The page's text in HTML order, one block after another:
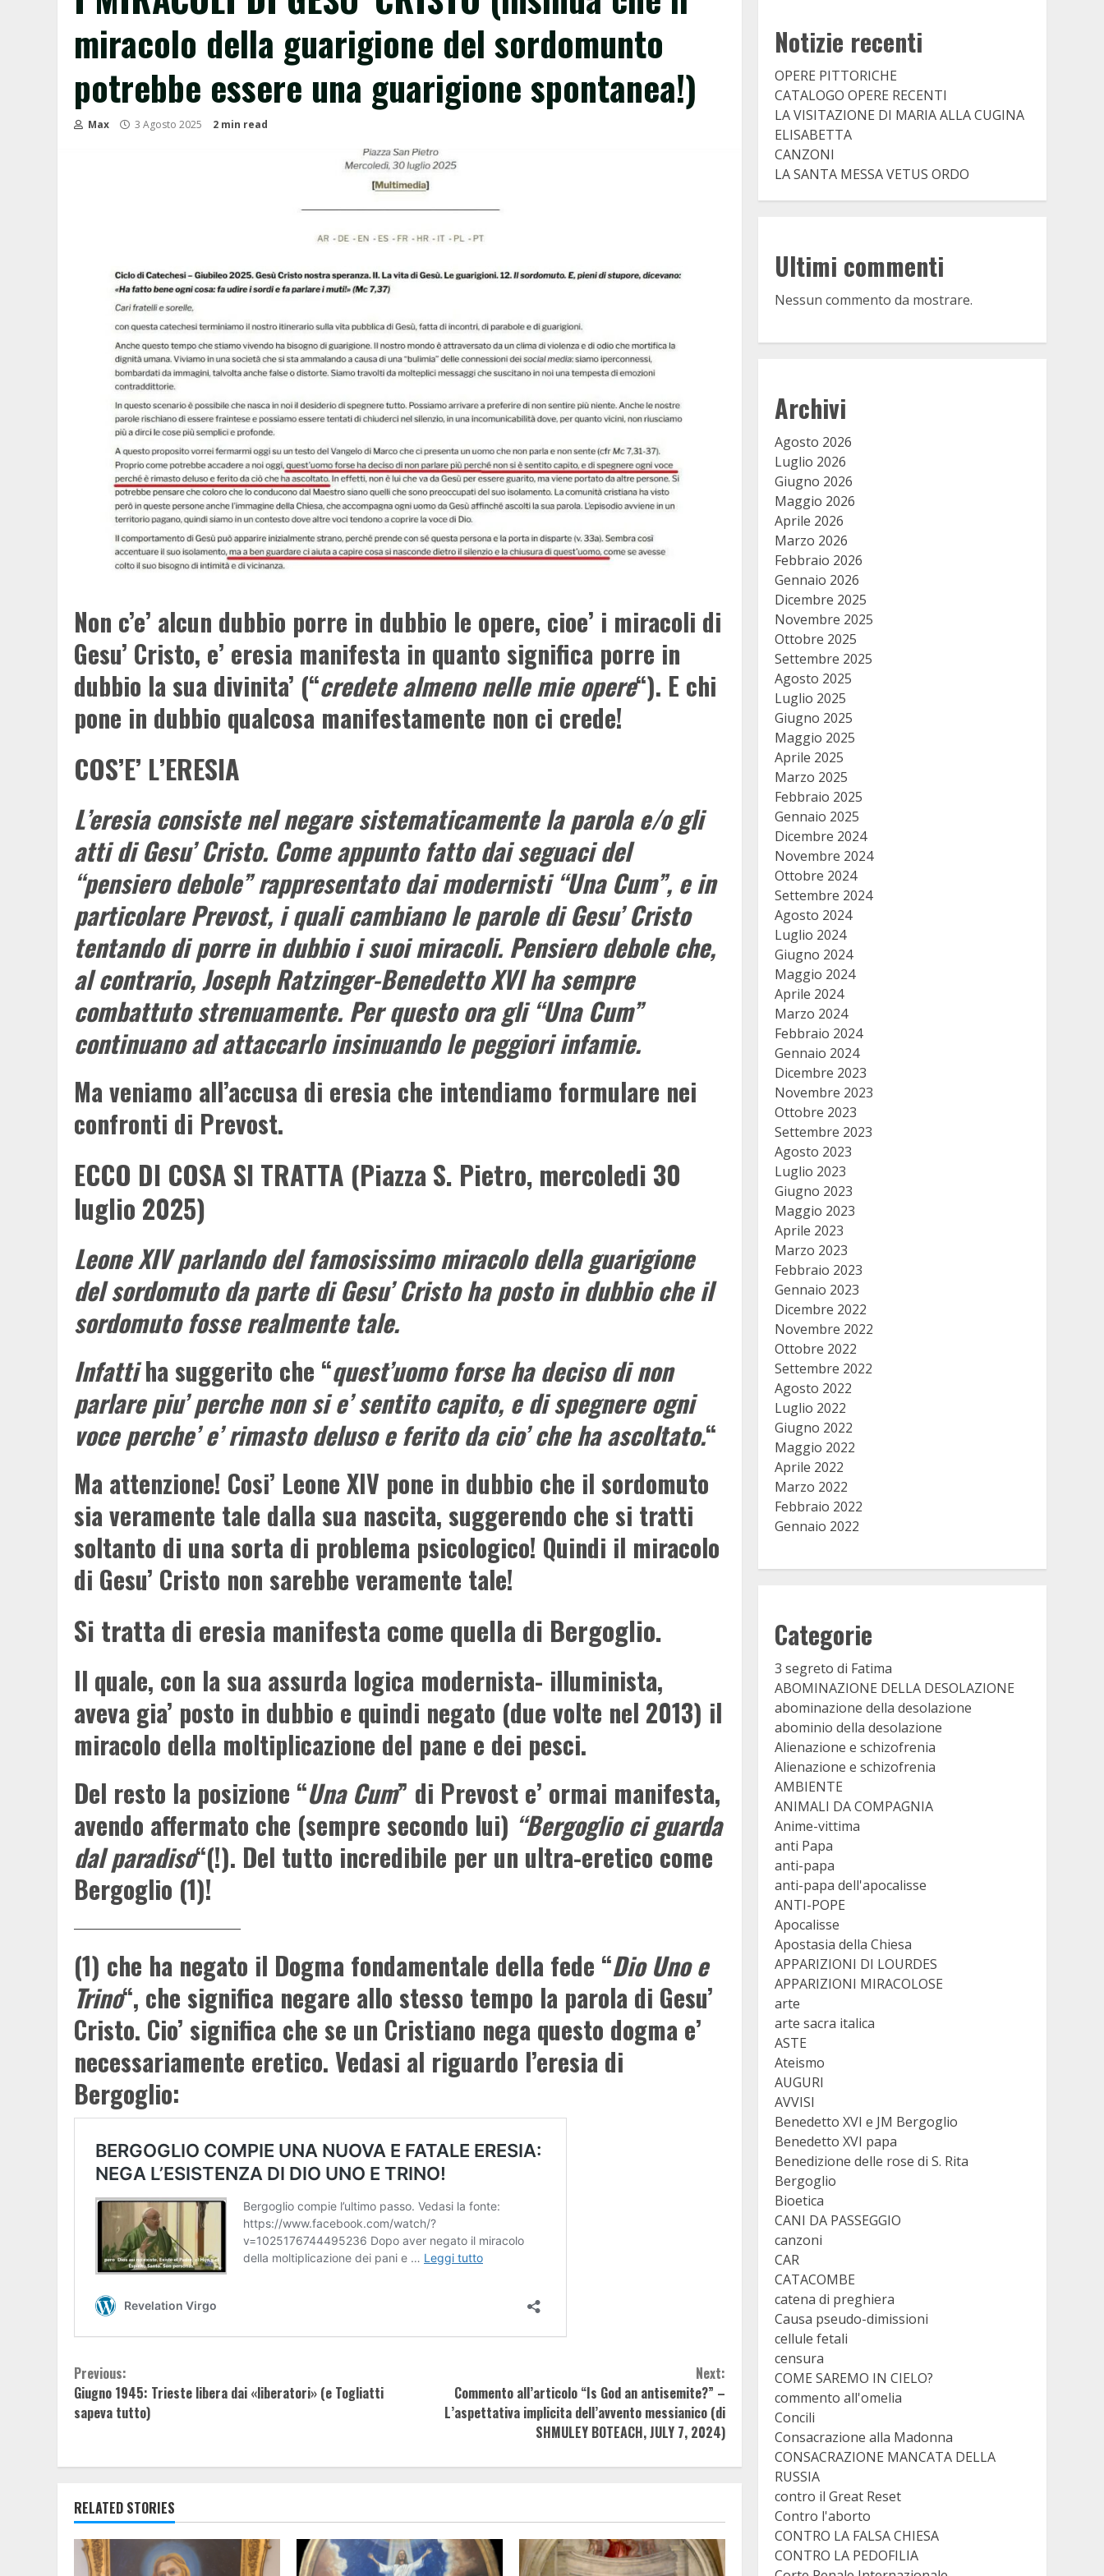
miracolo della guarigione del sordomunto
potrebbe essere una guarigione spontanea!)
Max 3 Agosto 2025 2 min read
Non c’e’ alcun dubbio porre in dubbio le opere, cioe’ i miracoli di
Gesu’ Cristo, e’ eresia manifesta in quanto significa porre in
dubbio la sua divinita’ (“credete almeno nelle mie opere“). E chi
pone in dubbio qualcosa manifestamente non ci crede!
COS’E’ L’ERESIA
L’eresia consiste nel negare sistematicamente la parola e/o gli
atti di Gesu’ Cristo. Come appunto fatto dai seguaci del
“pensiero debole” rappresentato dai modernisti “Una Cum”, e in
particolare Prevost, i quali cambiano le parole di Gesu’ Cristo
tentando di porre in dubbio i suoi miracoli. Pensiero debole che,
al contrario, Joseph Ratzinger-Benedetto XVI ha sempre
combattuto strenuamente. Per questo ora gli “Una Cum”
continuano ad attaccarlo insinuando le peggiori infamie.
Ma veniamo all’accusa di eresia che intendiamo formulare nei
confronti di Prevost.
ECCO DI COSA SI TRATTA (Piazza S. Pietro, mercoledi 30
luglio 2025)
Leone XIV parlando del famosissimo miracolo della guarigione
del sordomuto da parte di Gesu’ Cristo ha posto in dubbio che il
sordomuto fosse realmente tale.
Infattiha suggerito che “quest’uomo forse ha deciso di non
parlare piu’ perche non si e’ sentito capito, e di spegnere ogni
voce perche’ e’ rimasto deluso e ferito da cio’ che ha ascoltato.“
Ma attenzione! Cosi’ Leone XIV pone in dubbio che il sordomuto
sia veramente tale dalla sua nascita, suggerendo che si tratti
soltanto di una sorta di problema psicologico! Quindi il miracolo
di Gesu’ Cristo non sarebbe veramente tale!
Si tratta di eresia manifesta come quella di Bergoglio.
Il quale, con la sua assurda logica modernista- illuminista,
aveva gia’ posto in dubbio e quindi negato (due volte nel 2013) il
miracolo della moltiplicazione del pane e dei pesci.
Del resto la posizione “Una Cum” di Prevost e’ ormai manifesta,
avendo affermato che (sempre secondo lui) “Bergoglio ci guarda
dal paradiso“(!). Del tutto incredibile per un ultra-eretico come
Bergoglio (1)!
(1) che ha negato il Dogma fondamentale della fede “Dio Uno e
Trino“, che significa negare allo stesso tempo la parola di Gesu’
Cristo. Cio’ significa che se un Cristiano nega questo dogma e’
necessariamente eretico. Vedasi al riguardo l’eresia di
Bergoglio:
Continue
Reading
Previous:
Giugno 1945: Trieste libera dai «liberatori» (e Togliatti
sapeva tutto)
Next:
Commento all’articolo “Is God an antisemite?” –
L’aspettativa implicita dell’avvento messianico (di
SHMULEY BOTEACH, JULY 7, 2024)
RELATED STORIES
Notizie recenti
OPERE PITTORICHE
CATALOGO OPERE RECENTI
LA VISITAZIONE DI MARIA ALLA CUGINA
ELISABETTA
CANZONI
LA SANTA MESSA VETUS ORDO
Ultimi commenti
Nessun commento da mostrare.
Archivi
Agosto 2026
Luglio 2026
Giugno 2026
Maggio 2026
Aprile 2026
Marzo 2026
Febbraio 2026
Gennaio 2026
Dicembre 2025
Novembre 2025
Ottobre 2025
Settembre 2025
Agosto 2025
Luglio 2025
Giugno 2025
Maggio 2025
Aprile 2025
Marzo 2025
Febbraio 2025
Gennaio 2025
Dicembre 2024
Novembre 2024
Ottobre 2024
Settembre 2024
Agosto 2024
Luglio 2024
Giugno 2024
Maggio 2024
Aprile 2024
Marzo 2024
Febbraio 2024
Gennaio 2024
Dicembre 2023
Novembre 2023
Ottobre 2023
Settembre 2023
Agosto 2023
Luglio 2023
Giugno 2023
Maggio 2023
Aprile 2023
Marzo 2023
Febbraio 2023
Gennaio 2023
Dicembre 2022
Novembre 2022
Ottobre 2022
Settembre 2022
Agosto 2022
Luglio 2022
Giugno 2022
Maggio 2022
Aprile 2022
Marzo 2022
Febbraio 2022
Gennaio 2022
Categorie
3 segreto di Fatima
ABOMINAZIONE DELLA DESOLAZIONE
abominazione della desolazione
abominio della desolazione
Alienazione e schizofrenia
Alienazione e schizofrenia
AMBIENTE
ANIMALI DA COMPAGNIA
Anime-vittima
anti Papa
anti-papa
anti-papa dell'apocalisse
ANTI-POPE
Apocalisse
Apostasia della Chiesa
APPARIZIONI DI LOURDES
APPARIZIONI MIRACOLOSE
arte
arte sacra italica
ASTE
Ateismo
AUGURI
AVVISI
Benedetto XVI e JM Bergoglio
Benedetto XVI papa
Benedizione delle rose di S. Rita
Bergoglio
Bioetica
CANI DA PASSEGGIO
canzoni
CAR
CATACOMBE
catena di preghiera
Causa pseudo-dimissioni
cellule fetali
censura
COME SAREMO IN CIELO?
commento all'omelia
Concili
Consacrazione alla Madonna
CONSACRAZIONE MANCATA DELLA
RUSSIA
contro il Great Reset
Contro l'aborto
CONTRO LA FALSA CHIESA
CONTRO LA PEDOFILIA